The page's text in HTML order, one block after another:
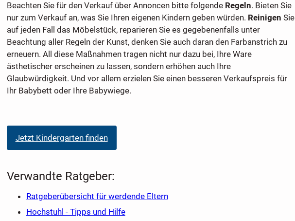
Beachten Sie für den Verkauf über Annoncen bitte folgende Regeln. Bieten Sie
nur zum Verkauf an, was Sie Ihren eigenen Kindern geben würden. Reinigen Sie
auf jeden Fall das Möbelstück, reparieren Sie es gegebenenfalls unter
Beachtung aller Regeln der Kunst, denken Sie auch daran den Farbanstrich zu
erneuern. All diese Maßnahmen tragen nicht nur dazu bei, Ihre Ware
ästhetischer erscheinen zu lassen, sondern erhöhen auch Ihre
Glaubwürdigkeit. Und vor allem erzielen Sie einen besseren Verkaufspreis für
Ihr Babybett oder Ihre Babywiege.
Jetzt Kindergarten finden
Verwandte Ratgeber:
Ratgeberübersicht für werdende Eltern
Hochstuhl - Tipps und Hilfe